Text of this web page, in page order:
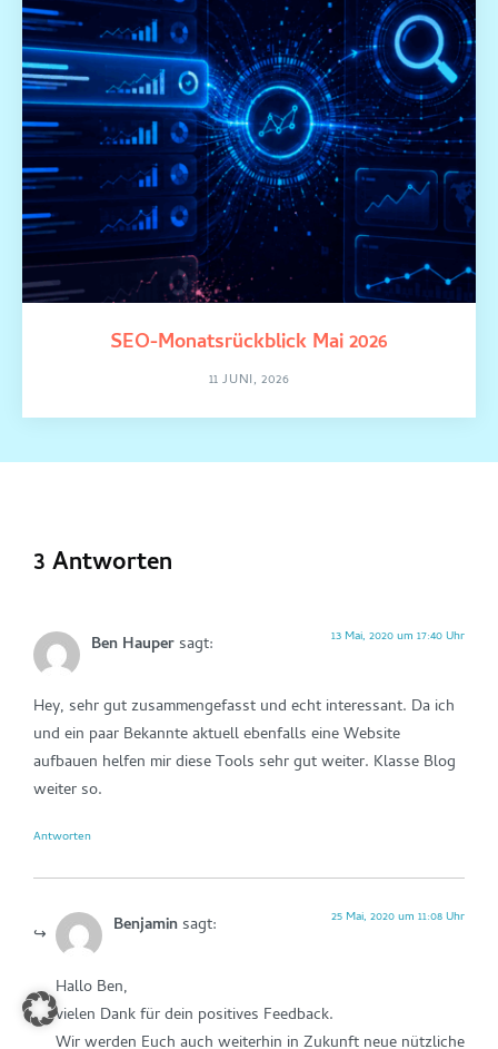
SEO-Monatsrückblick Mai 2026
11 JUNI, 2026
3 Antworten
Ben Haupersagt: 13 Mai, 2020 um 17:40 Uhr
Hey, sehr gut zusammengefasst und echt interessant. Da ich
und ein paar Bekannte aktuell ebenfalls eine Website
aufbauen helfen mir diese Tools sehr gut weiter. Klasse Blog
weiter so.
Antworten
Benjaminsagt: 25 Mai, 2020 um 11:08 Uhr
Hallo Ben,
vielen Dank für dein positives Feedback.